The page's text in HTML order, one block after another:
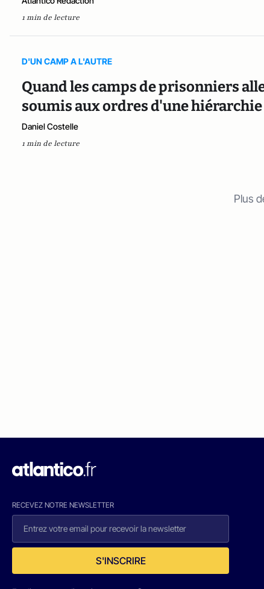
1 min de lecture
D'UN CAMP A L'AUTRE
Quand les camps de prisonniers
soumis aux ordres d'une
Daniel Costelle
1 min de lecture
Plus
RECEVEZ NOTRE NEWSLETTER
S'INSCRIRE